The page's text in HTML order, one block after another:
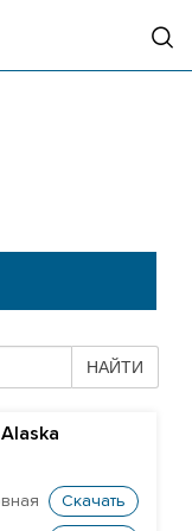
НАЙТИ
Скачать